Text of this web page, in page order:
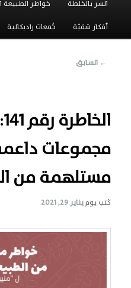
السر بالخلطة خواطر الطبيعة
أفكار شقيّة جَُمعات راديكالية
تصفّح
← السابق
مجموعات
مستلهمة من
كُتب يوميناير 29, 2021